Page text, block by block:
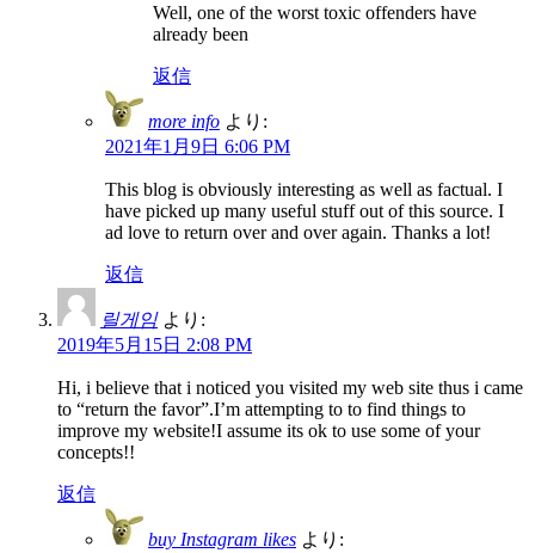
Well, one of the worst toxic offenders have
already been
返信
more info より:
2021年1月9日 6:06 PM
This blog is obviously interesting as well as factual. I
have picked up many useful stuff out of this source. I
ad love to return over and over again. Thanks a lot!
返信
릴게임 より:
2019年5月15日 2:08 PM
Hi, i believe that i noticed you visited my web site thus i came
to “return the favor”.I’m attempting to to find things to
improve my website!I assume its ok to use some of your
concepts!!
返信
buy Instagram likes より: